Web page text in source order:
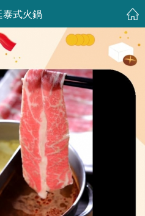
泰式火鍋